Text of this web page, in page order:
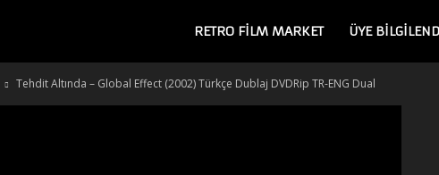
RETRO FILM MARKET ÜYE
Tehdit Altında – Global Effect (2002) Türkçe Dublaj DVDRip TR-ENG Dual